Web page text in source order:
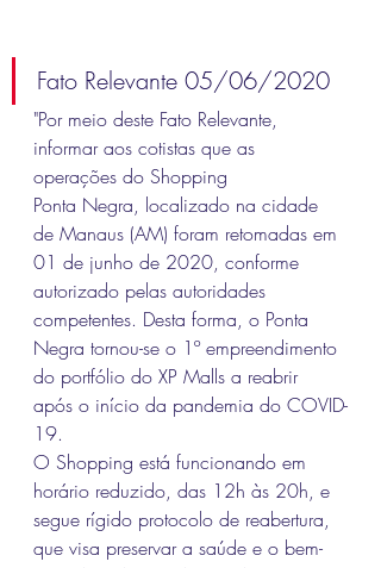
Fato Relevante 05/06/2020
"Por meio deste Fato Relevante,
informar aos cotistas que as
operações do Shopping
Ponta Negra, localizado na cidade
de Manaus (AM) foram retomadas em
01 de junho de 2020, conforme
autorizado pelas autoridades
competentes. Desta forma, o Ponta
Negra tornou-se o 1º empreendimento
do portfólio do XP Malls a reabrir
após o início da pandemia do COVID-
19.
O Shopping está funcionando em
horário reduzido, das 12h às 20h, e
segue rígido protocolo de reabertura,
que visa preservar a saúde e o bem-